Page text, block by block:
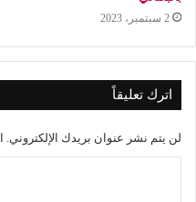
2 سبتمبر، 2023
اترك تعليقاً
لن يتم نشر عنوان بريدك الإلكتروني.